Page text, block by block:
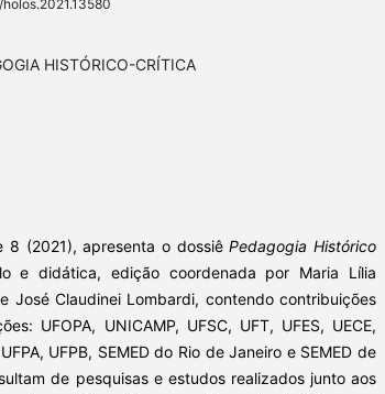
HISTÓRICO-CRÍTICA
8 (2021), apresenta o dossiêPedagogia Histórico
e didática, edição coordenada por Maria Lília
José Claudinei Lombardi, contendo contribuições
UFOPA, UNICAMP, UFSC, UFT, UFES, UECE,
UFPB, SEMED do Rio de Janeiro e SEMED de
de pesquisas e estudos realizados junto aos